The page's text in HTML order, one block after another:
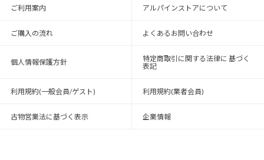
ご利用案内 アルパインストアについて
ご購入の流れ よくあるお問い合わせ
個人情報保護方針
特定商取引に関する法律に 基づく
表記
利用規約(一般会員/ゲスト) 利用規約(業者会員)
古物営業法に基づく表示 企業情報